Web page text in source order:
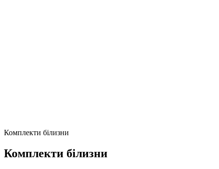
Комплекти білизни
Комплекти білизни